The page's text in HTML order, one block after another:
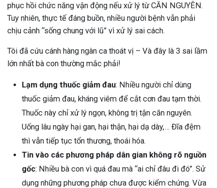
phục hồi chức năng vận động nếu xử lý từ CĂN NGUYÊN.
Tuy nhiên, thực tế đáng buồn, nhiều người bệnh vẫn phải
chịu cảnh “sống chung với lũ” vì xử lý sai cách.
Tôi đã cứu cánh hàng ngàn ca thoát vị – Và đây là 3 sai lầm
lớn nhất bà con thường mắc phải!
Lạm dụng thuốc giảm đau: Nhiều người chỉ dùng
thuốc giảm đau, kháng viêm để cắt cơn đau tạm thời.
Thuốc này chỉ xử lý ngọn, không trị tận căn nguyên.
Uống lâu ngày hại gan, hại thận, hại dạ dày,… Đĩa đệm
thì vẫn tiếp tục tổn thương, thoái hóa.
Tin vào các phương pháp dân gian không rõ nguồn
gốc: Nhiều bà con vì quá đau mà “ai chỉ đâu đi đó”. Sử
dụng những phương pháp chưa được kiểm chứng. Vừa